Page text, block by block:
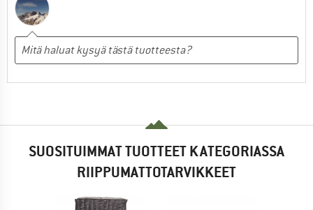
SUOSITUIMMAT TUOTTEET KATEGORIASSA
RIIPPUMATTOTARVIKKEET